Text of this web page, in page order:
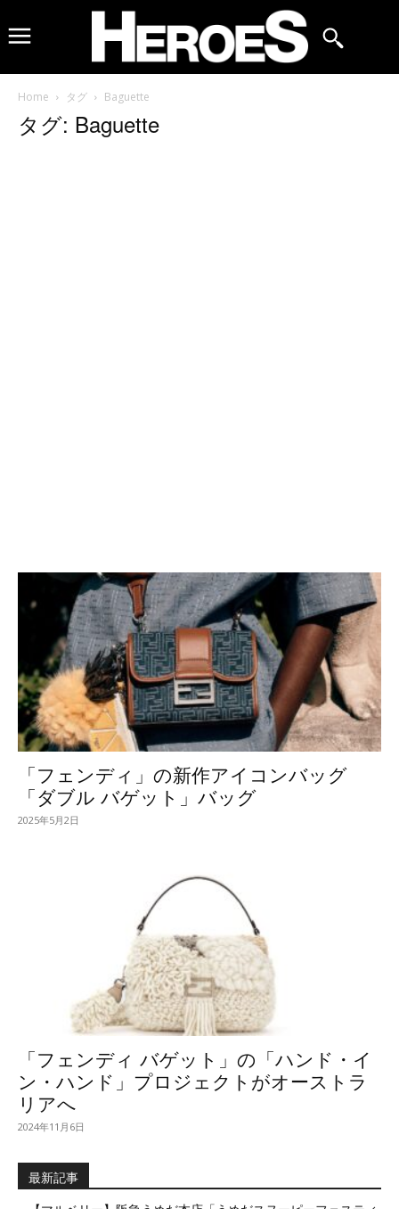
Home タグ Baguette
タグ: Baguette
「フェンディ」の新作アイコンバッグ
「ダブル バゲット」バッグ
2025年5月2日
「フェンディ バゲット」の「ハンド・イ
ン・ハンド」プロジェクトがオーストラ
リアへ
2024年11月6日
最新記事